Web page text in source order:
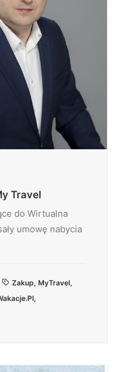
Travel
do Wirtualna
umowę nabycia
Zakup, MyTravel,
,